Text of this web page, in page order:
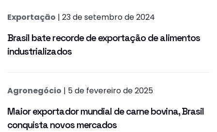
Exportação | 23 de setembro de 2024
Brasil bate recorde de exportação de alimentos
industrializados
Agronegócio | 5 de fevereiro de 2025
Maior exportador mundial de carne bovina, Brasil
conquista novos mercados